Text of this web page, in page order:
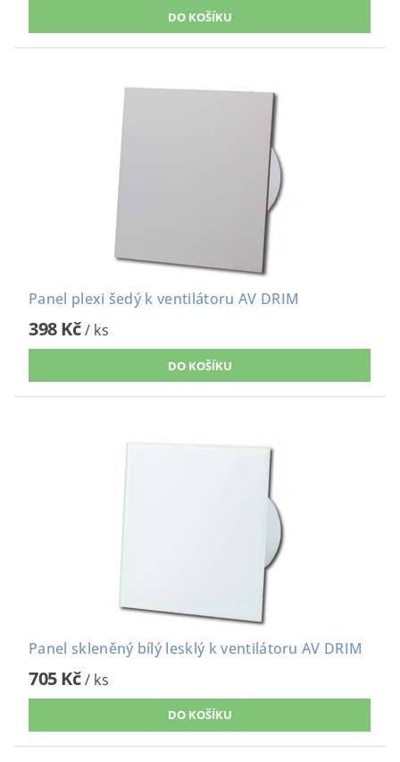
Panel plexi šedý k ventilátoru AV DRIM
398 Kč/ ks
Panel skleněný bílý lesklý k ventilátoru AV DRIM
705 Kč/ ks